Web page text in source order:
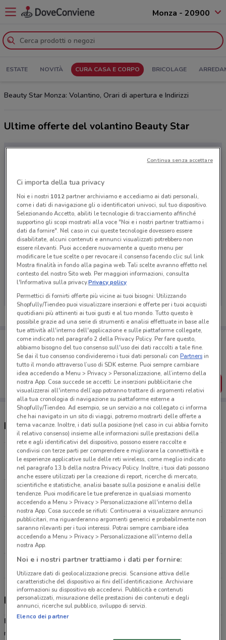
Monza - 20900
ESTATE NOVITÀ CURA CASA E CORPO BRICOLAGE
Beauty Star Monza: Volantino, Orari di apertura e Indirizzi
Ultime offerte del volantino Beauty Star
Ci dispiace, al momento non abbiamo pubblicato
volantini nella tua zona. Riprova più tardi.
Porta DoveConviene sempre con te!
Puoi trovare le migliori offerte dei negozi vicino a te,
salvarle e creare la tua lista del risparmio, comodamente
dal tuo cellulare.
SCARICA L’APP
Negozi Beauty Star a Monza
Piazza Italia, 3 Seregno
8.9 km
CHIUSO
Corso Italia, 66 Saronno
19.1 km
CHIUSO
Via Vitani, 2 Como
29.4 km
CHIUSO
Tutti i negozi Beauty Star
Beauty Star, offerte e negozi
Beauty Starè una catena di profumerie presente con i suoi
numerosi punti vendita in tutto il nord Italia. Troverai tutti i prodotti
Ci importa della tua privacy
Noi e i nostri 1012partner archiviamo e accediamo ai dati personali,
come i dati di navigazione gli o identificatori univoci, sul tuo dispositivo.
Selezionando Accetto, abiliti le tecnologie di tracciamento affinché
supportino gli scopi mostrati alla voce "Noi e i nostri partner trattiamo i
dati da fornire". Nel caso in cui queste tecnologie dovessero essere
disabilitate, alcuni contenuti e annunci visualizzati potrebbero non
essere rilevanti. Puoi accedere nuovamente a questo menu per
modificare le tue scelte o per revocare il consenso facendo clic sul link
Mostra finalità in fondo alla pagina web. Tali scelte avranno effetto nel
contesto del nostro Sito web. Per maggiori informazioni, consulta
l'Informativa sulla privacy.Privacy policy
Permettici di fornirti offerte più vicine ai tuoi bisogni: Utilizzando
Shopfully/Tiendeo puoi visualizzare inserzioni e offerte per i tuoi acquisti
quotidiani più attinenti ai tuoi gusti e al tuo mondo. Tutto questo è
possibile grazie ad una serie di strumenti e analisi effettuate in base alle
tue attività all'interno dell'applicazione e sulle piattaforme collegate,
come indicato nel paragrafo 2 della Privacy Policy. Per fare questo,
abbiamo bisogno del tuo consenso sull'uso dei dati raccolti a tale fine.
Se dai il tuo consenso condivideremo i tuoi dati personali conPartnersin
tutto il mondo attraverso l’uso di SDK esterne. Puoi sempre cambiare
idea accedendo a Menu > Privacy > Personalizzazione, all’interno della
nostra App. Cosa succede se accetti: Le inserzioni pubblicitarie che
visualizzerai all'interno dell’app potranno trattare di argomenti relativi
alla tua cronologia di navigazione su piattaforme esterne a
Shopfully/Tiendeo. Ad esempio, se un servizio a noi collegato ci informa
che hai navigato in un sito di viaggi, potremo mostrarti delle offerte a
tema vacanze. Inoltre, i dati sulla posizione (nel caso in cui abbia fornito
il relativo consenso) insieme alle informazioni sulle prestazioni della
rete e agli identificativi del dispositivo, possono essere raccolte e
condivisi con terze parti per comprendere e migliorare la connettività e
le esperienze applicative sulle delle reti wireless, come meglio indicato
nel paragrafo 13.b della nostra Privacy Policy. Inoltre, i tuoi dati possono
anche essere utilizzati per la creazione di report, ricerche di mercato,
scientifiche e statistiche, analisi basate sulla posizione e analisi delle
tendenze. Puoi modificare le tue preferenze in qualsiasi momento
accedendo a Menu > Privacy > Personalizzazione all'interno della
nostra App. Cosa succede se rifiuti: Continuerai a visualizzare annunci
pubblicitari, ma riguarderanno argomenti generici e probabilmente non
saranno rilevanti per i tuoi interessi. Potrai sempre cambiare idea
accedendo a Menu > Privacy > Personalizzazione all'interno della
nostra App.
Noi e i nostri partner trattiamo i dati per fornire:
Utilizzare dati di geolocalizzazione precisi. Scansione attiva delle
caratteristiche del dispositivo ai fini dell’identificazione. Archiviare
informazioni su dispositivo e/o accedervi. Pubblicità e contenuti
personalizzati, misurazione delle prestazioni dei contenuti e degli
annunci, ricerche sul pubblico, sviluppo di servizi.
Elenco dei partner
Continua senza accettare